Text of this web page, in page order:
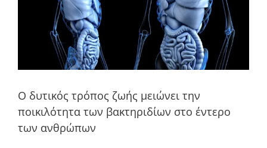
Ο δυτικός τρόπος ζωής μειώνει την
ποικιλότητα των βακτηριδίων στο έντερο
των ανθρώπων